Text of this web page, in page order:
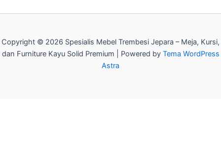
Copyright © 2026 Spesialis Mebel Trembesi Jepara – Meja, Kursi,
dan Furniture Kayu Solid Premium | Powered by Tema WordPress
Astra